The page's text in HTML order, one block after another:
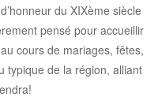
du XIXème siècle
pensé pour accueillir
cours de mariages, fêtes,
typique de la région, alliant